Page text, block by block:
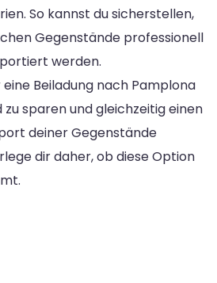
So kannst du sicherstellen,
Gegenstände professionell
werden.
Beiladung nach Pamplona
zu sparen und gleichzeitig einen
deiner Gegenstände
dir daher, ob diese Option